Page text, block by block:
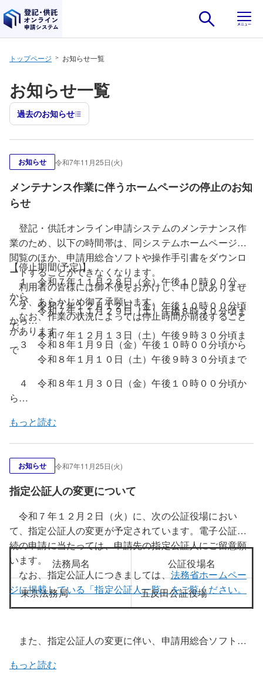
ナビゲーションをスキップし本文へ
トップページ お知らせ一覧
お知らせ一覧
過去のお知らせ
お知らせ 令和7年11月25日(火)
メンテナンス作業に伴うホームページの停止のお知
らせ
登記・供託オンライン申請システムのメンテナンス作
業のため、以下の時間帯は、同システムホームページの
閲覧のほか、申請用総合ソフトや操作手引書をダウンロ
ードすることができなくなります。
利用者の皆様には御不便をおかけし、申し訳ありませ
んが、あらかじめ御了承願います。
なお、作業の状況によっては停止時間が前後すること
があります。
【停止期間(予定)】
１ 令和７年１１月２８日（金）午後１０時００分頃
から
令和７年１１月２９日（土）午後８時３０分頃ま
で
２ 令和７年１２月１２日（金）午後１０時００分頃
から
令和７年１２月１３日（土）午後９時３０分頃ま
で
３ 令和８年１月９日（金）午後１０時００分頃から
令和８年１月１０日（土）午後９時３０分頃まで
４ 令和８年１月３０日（金）午後１０時００分頃か
ら
もっと読む
お知らせ 令和7年11月25日(火)
指定公証人の変更について
令和７年１２月２日（火）に、次の公証役場におい
て、指定公証人の変更が予定されています。電子公証手
続の申請に当たっては、申請先の指定公証人にご留意願
います。
なお、指定公証人につきましては、法務省ホームペー
ジに掲載している「指定公証人一覧」をご覧ください。
法務局名 公証役場名
東京法務局 五反田公証役場
また、指定公証人の変更に伴い、申請用総合ソフトの
２日（火）午前８時３０分以降に申請用総合ソフトを起
もっと読む